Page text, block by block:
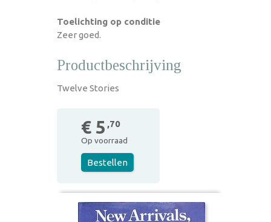
Toelichting op conditie
Zeer goed.
Productbeschrijving
Twelve Stories
€ 5 ,70
Op voorraad
Bestellen